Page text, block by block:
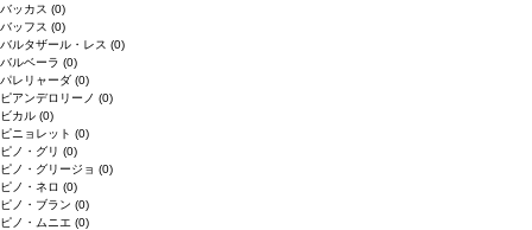
バッカス (0)
バッフス (0)
バルタザール・レス (0)
バルベーラ (0)
パレリャーダ (0)
ピアンデロリーノ (0)
ビカル (0)
ピニョレット (0)
ピノ・グリ (0)
ピノ・グリージョ (0)
ピノ・ネロ (0)
ピノ・ブラン (0)
ピノ・ムニエ (0)